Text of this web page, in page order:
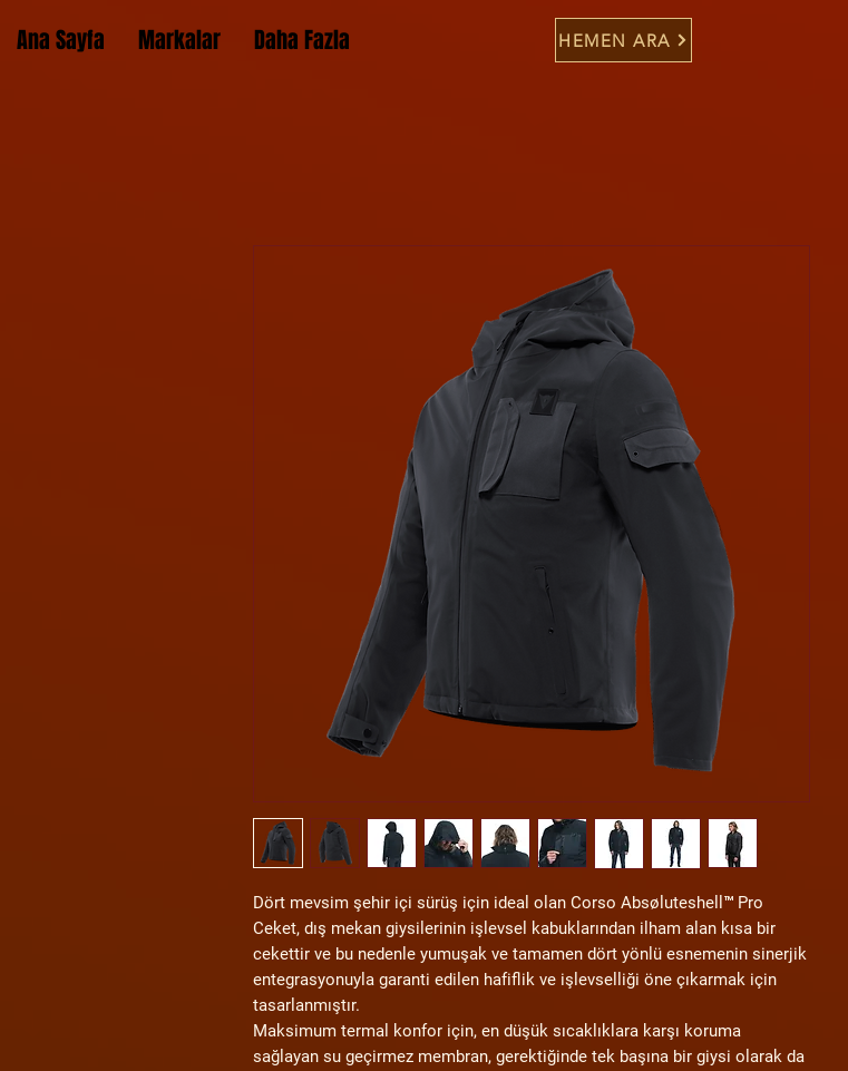
Ana Sayfa Markalar Daha Fazla HEMEN ARA
Dört mevsim şehir içi sürüş için ideal olan Corso Absøluteshell™ Pro
Ceket, dış mekan giysilerinin işlevsel kabuklarından ilham alan kısa bir
cekettir ve bu nedenle yumuşak ve tamamen dört yönlü esnemenin sinerjik
entegrasyonuyla garanti edilen hafiflik ve işlevselliği öne çıkarmak için
tasarlanmıştır.
Maksimum termal konfor için, en düşük sıcaklıklara karşı koruma
sağlayan su geçirmez membran, gerektiğinde tek başına bir giysi olarak da